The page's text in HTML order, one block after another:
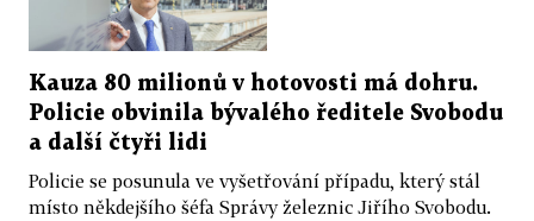
Kauza 80 milionů v hotovosti má dohru.
Policie obvinila bývalého ředitele Svobodu
a další čtyři lidi
Policie se posunula ve vyšetřování případu, který stál
místo někdejšího šéfa Správy železnic Jiřího Svobodu.